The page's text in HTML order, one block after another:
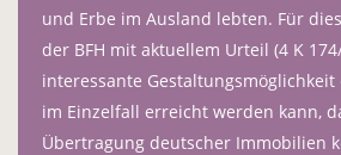
und Erbe im Ausland lebten. Für
der BFH mit aktuellem Urteil (4 K
interessante
im Einzelfall erreicht werden kann,
Übertragung deutscher Immobilien